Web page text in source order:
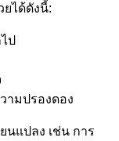
ได้ดังนี้:
ป
ามปรองดอง
นแปลง เช่น การ